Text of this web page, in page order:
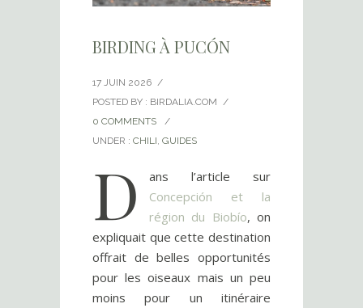
BIRDING À PUCÓN
17 JUIN 2026 /
POSTED BY : BIRDALIA.COM /
0 COMMENTS
/
UNDER : CHILI, GUIDES
D
ans l’article sur
Concepción
et la
région du Biobío, on
expliquait que cette destination
offrait de belles opportunités
pour les oiseaux mais un peu
moins pour un itinéraire